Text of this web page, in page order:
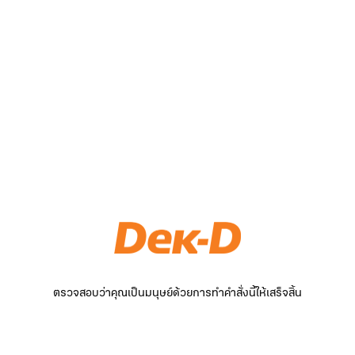
ตรวจสอบว่าคุณเป็นมนุษย์ด้วยการทำคำสั่งนี้ให้เสร็จสิ้น